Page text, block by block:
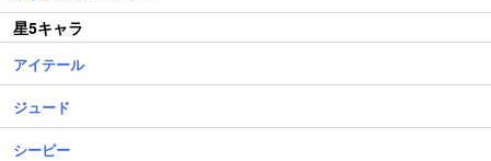
星5キャラ
アイテール
ジュード
シーピー